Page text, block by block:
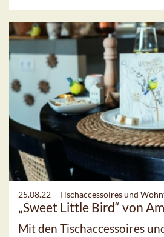
25.08.22 – Tischaccessoires und
„Sweet Little Bird“ von
Mit den Tischaccessoires